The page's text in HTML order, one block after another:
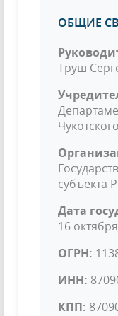
ОБЩИЕ
Труш
субъекта
Дата
16
ОГРН:
ИНН:
КПП: